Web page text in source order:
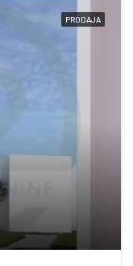
PRODAJA